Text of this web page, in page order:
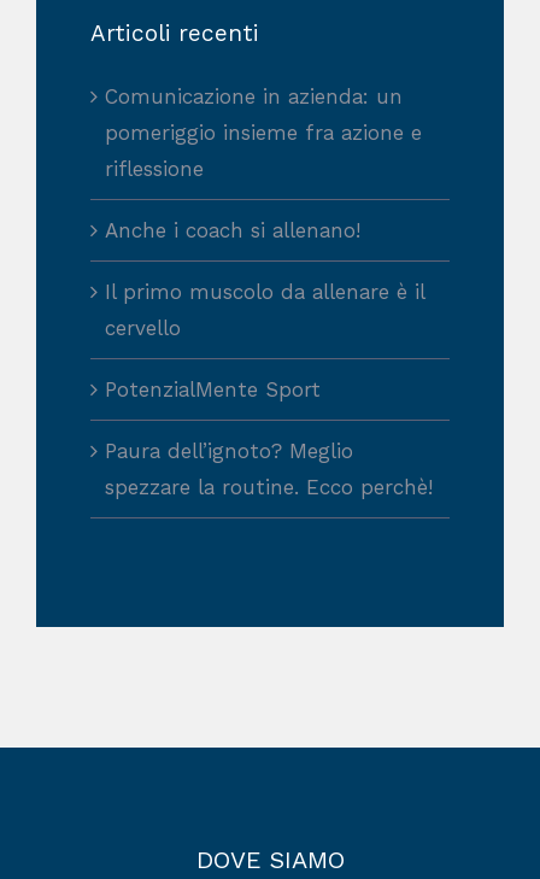
Articoli recenti
Comunicazione in azienda: un
pomeriggio insieme fra azione e
riflessione
Anche i coach si allenano!
Il primo muscolo da allenare è il
cervello
PotenzialMente Sport
Paura dell’ignoto? Meglio
spezzare la routine. Ecco perchè!
DOVE SIAMO